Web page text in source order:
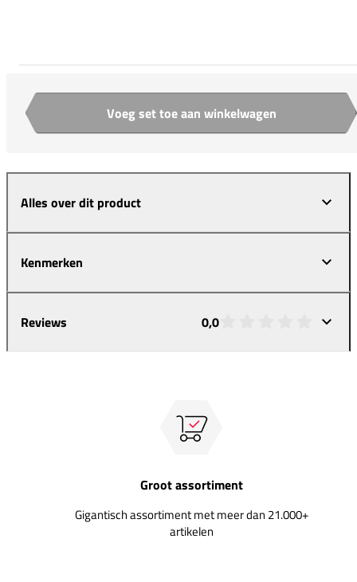
Aantal Voeg set toe aan winkelwagen
Alles over dit product
Kenmerken
Reviews 0,0
Groot assortiment
Gigantisch assortiment met meer dan 21.000+
artikelen